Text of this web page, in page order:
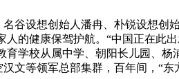
设想创始人潘冉、朴锐设想创
的健康保驾护航。“中国正在
学校从属中学、朝阳长儿园、
文等领军总部集群，百年间，“